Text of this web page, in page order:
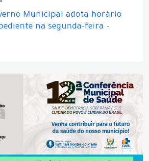
Municipal adota horário
na segunda-feira –